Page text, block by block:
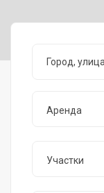
Аренда
Участки